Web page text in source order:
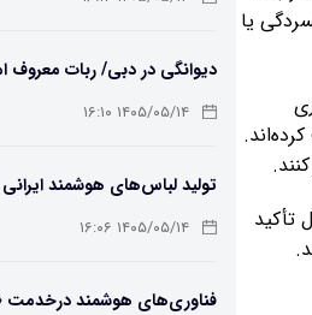
یا
تأکید
دیوانگی در دبی/ ربات معروف
۱۴۰۵/۰۵/۱۴ ۱۶:۱۰
تولید لباس‌های هوشمند
کریگامی»
۱۴۰۵/۰۵/۱۴ ۱۶:۰۶
فناوری‌های هوشمند درخدمت